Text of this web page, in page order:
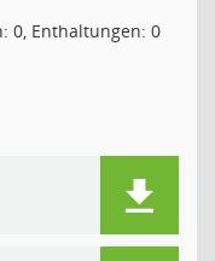
0, Enthaltungen: 0